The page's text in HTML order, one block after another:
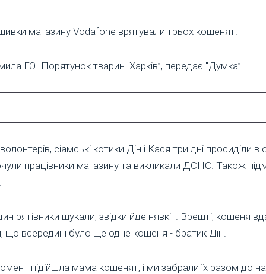
магазину Vodafone врятували трьох кошенят.
ГО "Порятунок тварин. Харків”, передає "Думка”.
сіамські котики Дін і Кася три дні просиділи в
працівники магазину та викликали ДСНС. Також
рятівники шукали, звідки йде нявкіт. Врешті, кошеня
що всередині було ще одне кошеня - братик Дін.
підійшла мама кошенят, і ми забрали їх разом до